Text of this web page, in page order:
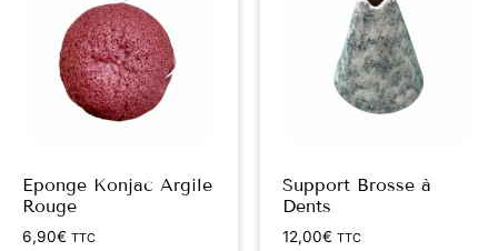
Eponge Konjac Argile
Rouge
6,90€ TTC
Support Brosse à
Dents
12,00€ TTC